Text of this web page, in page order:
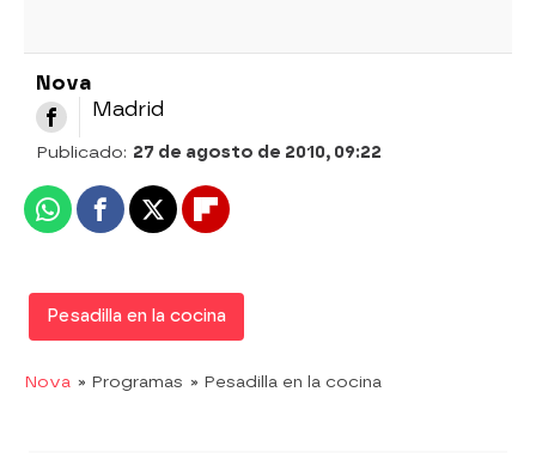
Nova
Madrid
Publicado: 27 de agosto de 2010, 09:22
WhatsappFacebook
X Flipboard
Pesadilla en la cocina
Nova » Programas » Pesadilla en la cocina